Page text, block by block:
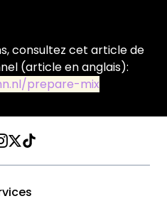
consultez cet article de
(article en anglais):
prepare-mix
Instagram
Twitter
TikTok